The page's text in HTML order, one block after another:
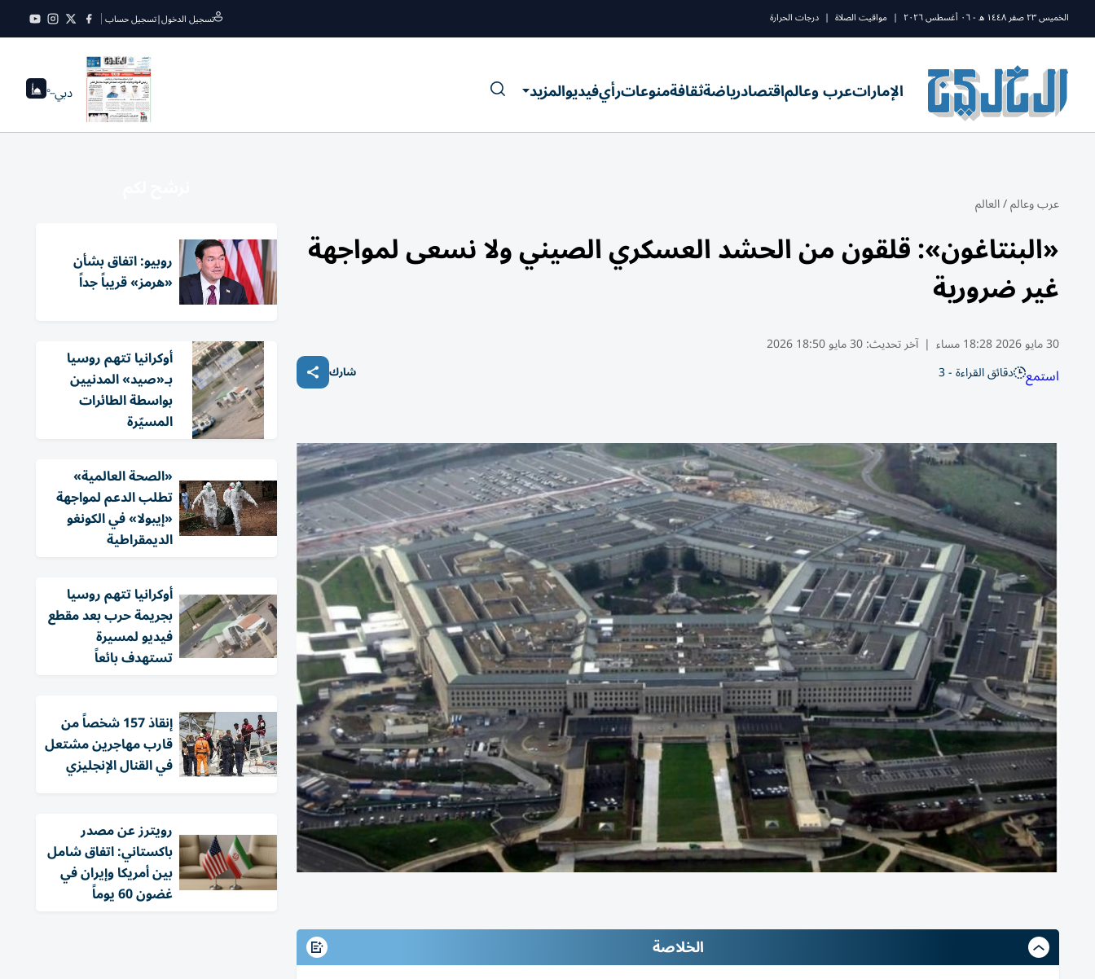
الخميس ٢٣ صفر ١٤٤٨ ه - ٠٦ أغسطس ٢٠٢٦ | مواقيت الصلاة | درجات الحرارة تسجيل الدخول|تسجيل حساب
الإماراتعرب وعالماقتصادرياضةثقافةمنوعاترأيفيديوالمزيد دبي--°
عرب وعالم/العالم
«البنتاغون»: قلقون من الحشد العسكري الصيني ولا نسعى لمواجهة
غير ضرورية
30 مايو 2026 18:28 مساء | آخر تحديث:30 مايو 18:50 2026
استمع دقائق القراءة - 3 شارك
الخلاصة
روبيو: اتفاق بشأن
«هرمز» قريباً جداً
أوكرانيا تتهم روسيا
بـ«صيد» المدنيين
بواسطة الطائرات
المسيّرة
«الصحة العالمية»
تطلب الدعم لمواجهة
«إيبولا» في الكونغو
الديمقراطية
أوكرانيا تتهم روسيا
بجريمة حرب بعد مقطع
فيديو لمسيرة
تستهدف بائعاً
إنقاذ 157 شخصاً من
قارب مهاجرين مشتعل
في القنال الإنجليزي
‏رويترز عن مصدر
باكستاني: اتفاق شامل
بين أمريكا وإيران في
غضون 60 يوماً